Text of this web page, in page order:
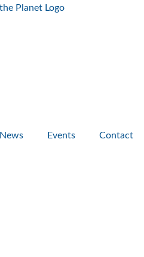
News Events Contact